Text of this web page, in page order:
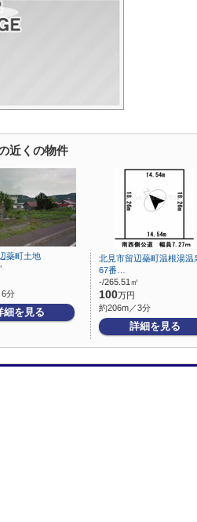
近くの物件
蘂町土地
6分
細を見る
北見市留辺蘂町温根湯温
67番…
-/265.51㎡
100万円
約206m／3分
詳細を見る